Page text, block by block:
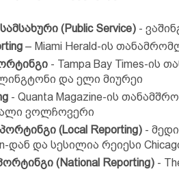
(Public Service) -
– Miami Herald-ის
- Tampa Bay Times-ის
და ელი მიურეი
- Quanta Magazine-ის
ვოლჩოვერი
(Local Reporting) -
დან და სესილია რეიესი
(National Reporting) -